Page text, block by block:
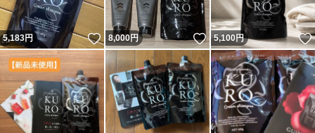
5,183円 いいね！
8,000円 いいね！
5,100円